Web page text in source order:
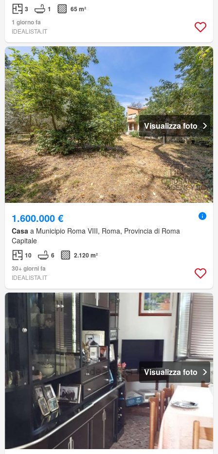
3 1
65 m²
1 giorno fa
IDEALISTA.IT
Visualizza foto
1.600.000 €
Casa a Municipio Roma VIII, Roma, Provincia di Roma
Capitale
10 6
2.120 m²
30+ giorni fa
IDEALISTA.IT
Visualizza foto